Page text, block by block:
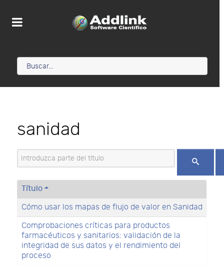
sanidad
Introduzca parte del título
Título
Cómo usar los mapas de flujo de valor en Sanidad
Comprobaciones críticas para productos
farmacéuticos y sanitarios: validación de la
integridad de sus datos y el rendimiento del
proceso